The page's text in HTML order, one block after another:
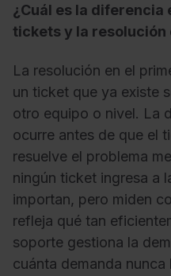
¿Cuál es la
tickets y la
La resolución en el
un ticket que ya existe
otro equipo o nivel. La
ocurre antes de que el
resuelve el problema
ningún ticket ingresa a
importan, pero miden
refleja qué tan
soporte gestiona la
cuánta demanda nunca